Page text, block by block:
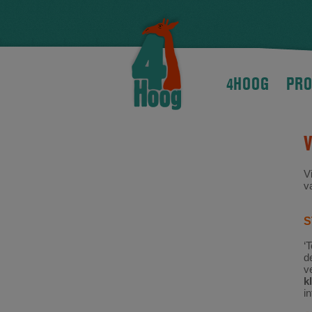
4HOOG